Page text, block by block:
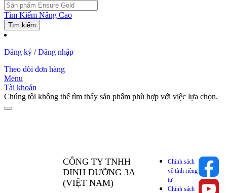
Tìm Kiếm Nâng Cao
Tìm kiếm
Đăng ký /Đăng nhập
Theo dõi đơn hàng
Menu
Tài khoản
Chúng tôi không thể tìm thấy sản phẩm phù hợp với việc lựa chọn.
CÔNG TY TNHH
DINH DƯỠNG 3A
(VIỆT NAM)
Chính sách
về tính riêng
tư
Chính sách